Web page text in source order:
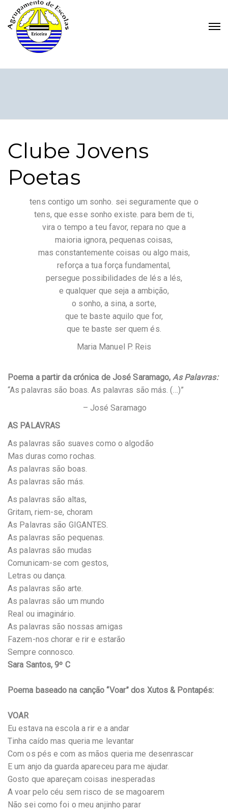
Clube Jovens
Poetas
tens contigo um sonho. sei seguramente que o
tens, que esse sonho existe. para bem de ti,
vira o tempo a teu favor, repara no que a
maioria ignora, pequenas coisas,
mas constantemente coisas ou algo mais,
reforça a tua força fundamental,
persegue possibilidades de lés a lés,
e qualquer que seja a ambição,
o sonho, a sina, a sorte,
que te baste aquilo que for,
que te baste ser quem és.
Maria Manuel P. Reis
Poema a partir da crónica de José Saramago,As Palavras:
“As palavras são boas. As palavras são más. (…)”
– José Saramago
AS PALAVRAS
As palavras são suaves como o algodão
Mas duras como rochas.
As palavras são boas.
As palavras são más.
As palavras são altas,
Gritam, riem-se, choram
As Palavras são GIGANTES.
As palavras são pequenas.
As palavras são mudas
Comunicam-se com gestos,
Letras ou dança.
As palavras são arte.
As palavras são um mundo
Real ou imaginário.
As palavras são nossas amigas
Fazem-nos chorar e rir e estarão
Sempre connosco.
Sara Santos, 9º C
Poema baseado na canção “Voar” dos Xutos & Pontapés:
VOAR
Eu estava na escola a rir e a andar
Tinha caído mas queria me levantar
Com os pés e com as mãos queria me desenrascar
E um anjo da guarda apareceu para me ajudar.
Gosto que apareçam coisas inesperadas
A voar pelo céu sem risco de se magoarem
Não sei como foi o meu anjinho parar